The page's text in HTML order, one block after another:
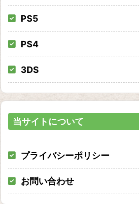
PS5
PS4
3DS
当サイトについて
プライバシーポリシー
お問い合わせ